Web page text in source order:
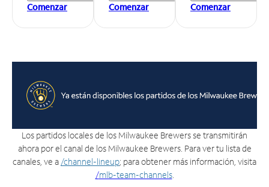
Comenzar
Comenzar
Comenzar
Los partidos locales de los Milwaukee Brewers se transmitirán
ahora por el canal de los Milwaukee Brewers. Para ver tu lista de
canales, ve a /channel-lineup; para obtener más información, visita
/mlb-team-channels.